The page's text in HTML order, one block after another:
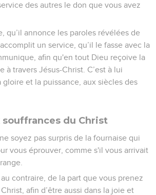
des autres le don que vous avez
qu’il annonce les paroles révélées de
un service, qu’il le fasse avec la
afin qu'en tout Dieu reçoive la
à travers Jésus-Christ. C’est à lui
gloire et la puissance, aux siècles des
du Christ
soyez pas surpris de la fournaise qui
vous éprouver, comme s'il vous arrivait
contraire, de la part que vous prenez
afin d’être aussi dans la joie et